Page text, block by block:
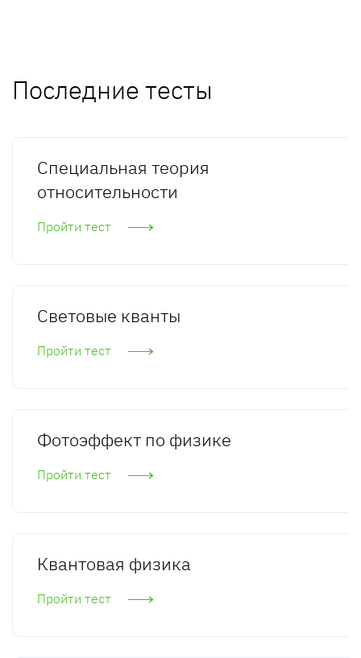
Последние тесты
Специальная теория
относительности
Пройти тест
Световые кванты
Пройти тест
Фотоэффект по физике
Пройти тест
Квантовая физика
Пройти тест